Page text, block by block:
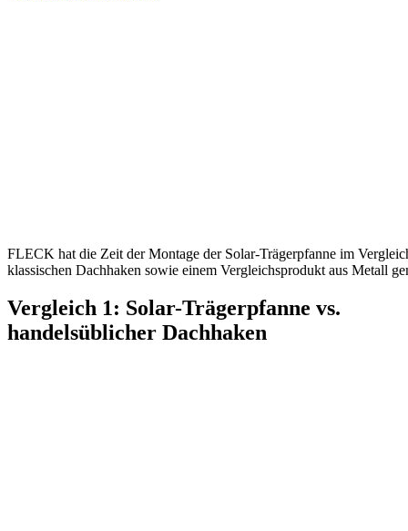
FLECK hat die Zeit der Montage der Solar-Trägerpfanne im
klassischen Dachhaken sowie einem Vergleichsprodukt aus Metall
Vergleich 1: Solar-Trägerpfanne vs.
handelsüblicher Dachhaken